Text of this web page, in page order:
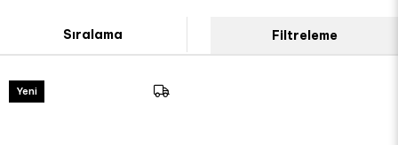
Filtreleme
Sıralama
Yeni